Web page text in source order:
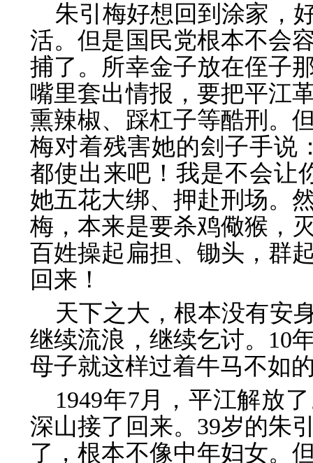
朱引梅好想回到涂家，
活。但是国民党根本不会
捕了。所幸金子放在侄子
嘴里套出情报，要把平江
熏辣椒、踩杠子等酷刑。
梅对着残害她的刽子手说
都使出来吧！我是不会让
她五花大绑、押赴刑场。
梅，本来是要杀鸡儆猴，
百姓操起扁担、锄头，群
回来！
天下之大，根本没有安
继续流浪，继续乞讨。10
母子就这样过着牛马不如
1949年7月，平江解放
深山接了回来。39岁的朱
了，根本不像中年妇女。